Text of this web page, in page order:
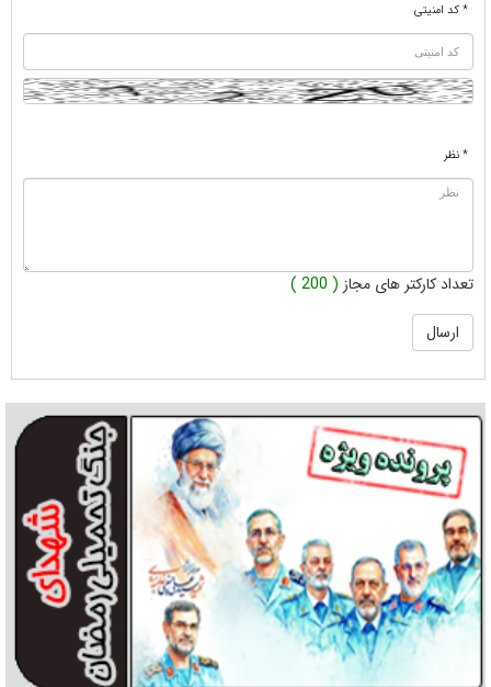
* کد امنیتی
* نظر
تعداد کارکتر های مجاز ( 200 )